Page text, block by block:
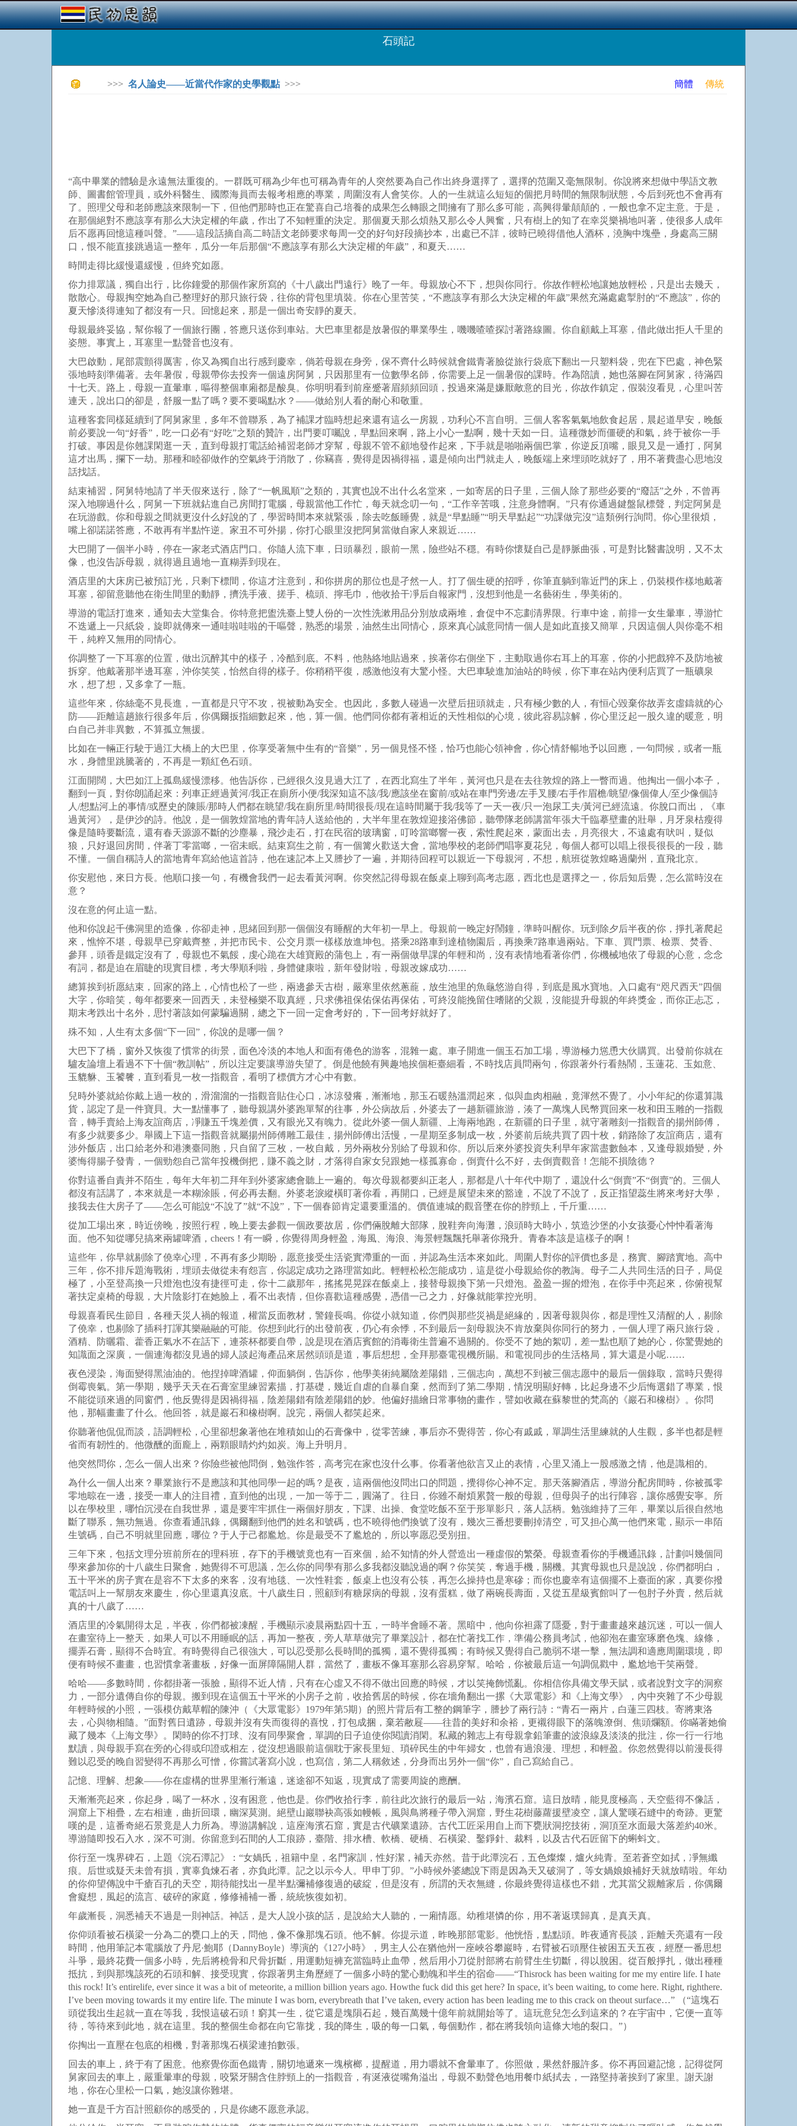
石頭記
>>> 名人論史——近當代作家的史學觀點 >>> 簡體 傳統
“高中畢業的體驗是永遠無法重復的。一群既可稱為少年也可稱為青年的人突然要為自己作出終身選擇了，選擇的范圍又毫無限制。你說將來想做中學語文教
師、圖書館管理員，或外科醫生、國際海員而去報考相應的專業，周圍沒有人會笑你。人的一生就這么短短的個把月時間的無限制狀態，今后到死也不會再有
了。照理父母和老師應該來限制一下，但他們那時也正在驚喜自己培養的成果怎么轉眼之間擁有了那么多可能，高興得暈顛顛的，一般也拿不定主意。于是，
在那個絕對不應該享有那么大決定權的年歲，作出了不知輕重的決定。那個夏天那么煩熱又那么令人興奮，只有樹上的知了在幸災樂禍地叫著，使很多人成年
后不愿再回憶這種叫聲。”——這段話摘自高二時語文老師要求每周一交的好句好段摘抄本，出處已不詳，彼時已曉得借他人酒杯，澆胸中塊壘，身處高三關
口，恨不能直接跳過這一整年，瓜分一年后那個“不應該享有那么大決定權的年歲”，和夏天……
時間走得比緩慢還緩慢，但終究如愿。
你力排眾議，獨自出行，比你鐘愛的那個作家所寫的《十八歲出門遠行》晚了一年。母親放心不下，想與你同行。你故作輕松地讓她放輕松，只是出去幾天，
散散心。母親掏空她為自己整理好的那只旅行袋，往你的背包里填裝。你在心里苦笑，“不應該享有那么大決定權的年歲”果然充滿處處掣肘的“不應該”，你的
夏天慘淡得連知了都沒有一只。回憶起來，那是一個出奇安靜的夏天。
母親最終妥協，幫你報了一個旅行團，答應只送你到車站。大巴車里都是放暑假的畢業學生，嘰嘰喳喳探討著路線圖。你自顧戴上耳塞，借此做出拒人千里的
姿態。事實上，耳塞里一點聲音也沒有。
大巴啟動，尾部震顫得厲害，你又為獨自出行感到慶幸，倘若母親在身旁，保不齊什么時候就會鐵青著臉從旅行袋底下翻出一只塑料袋，兜在下巴處，神色緊
張地時刻準備著。去年暑假，母親帶你去投奔一個遠房阿舅，只因那里有一位數學名師，你需要上足一個暑假的課時。作為陪讀，她也落腳在阿舅家，待滿四
十七天。路上，母親一直暈車，嘔得整個車廂都是酸臭。你明明看到前座蹙著眉頻頻回頭，投過來滿是嫌厭敵意的目光，你故作鎮定，假裝沒看見，心里叫苦
連天，說出口的卻是，舒服一點了嗎？要不要喝點水？ ——做給別人看的耐心和敬重。
這種客套同樣延續到了阿舅家里，多年不曾聯系，為了補課才臨時想起來還有這么一房親，功利心不言自明。三個人客客氣氣地飲食起居，晨起道早安，晚飯
前必要說一句“好香”，吃一口必有“好吃”之類的贊許，出門要叮囑說，早點回來啊，路上小心一點啊，幾十天如一日。這種微妙而僵硬的和氣，終于被你一手
打破。事因是你翹課閑逛一天，直到母親打電話給補習老師才穿幫，母親不管不顧地發作起來，下手就是啪啪兩個巴掌，你逆反頂嘴，眼見又是一通打，阿舅
這才出馬，攔下一劫。那種和睦卻做作的空氣終于消散了，你竊喜，覺得是因禍得福，還是傾向出門就走人，晚飯端上來埋頭吃就好了，用不著費盡心思地沒
話找話。
結束補習，阿舅特地請了半天假來送行，除了“一帆風順”之類的，其實也說不出什么名堂來，一如寄居的日子里，三個人除了那些必要的“廢話”之外，不曾再
深入地聊過什么，阿舅一下班就鉆進自己房間打電腦，母親當他工作忙，每天就念叨一句，“工作辛苦哦，注意身體啊。”只有你通過鍵盤鼠標聲，判定阿舅是
在玩游戲。你和母親之間就更沒什么好說的了，學習時間本來就緊張，除去吃飯睡覺，就是“早點睡”“明天早點起”“功課做完沒”這類例行詢問。你心里很煩，
嘴上卻諾諾答應，不敢再有半點忤逆。家丑不可外揚，你打心眼里沒把阿舅當做自家人來親近……
大巴開了一個半小時，停在一家老式酒店門口。你隨人流下車，日頭暴烈，眼前一黑，險些站不穩。有時你懷疑自己是靜脈曲張，可是對比醫書說明，又不太
像，也沒告訴母親，就得過且過地一直糊弄到現在。
酒店里的大床房已被預訂光，只剩下標間，你這才注意到，和你拼房的那位也是孑然一人。打了個生硬的招呼，你筆直躺到靠近門的床上，仍裝模作樣地戴著
耳塞，卻留意聽他在衛生間里的動靜，擠洗手液、搓手、梳頭、擰毛巾，他收拾干凈后自報家門，沒想到他是一名藝術生，學美術的。
導游的電話打進來，通知去大堂集合。你特意把盥洗臺上雙人份的一次性洗漱用品分別放成兩堆，倉促中不忘劃清界限。行車中途，前排一女生暈車，導游忙
不迭遞上一只紙袋，旋即就傳來一通哇啦哇啦的干嘔聲，熟悉的場景，油然生出同情心，原來真心誠意同情一個人是如此直接又簡單，只因這個人與你毫不相
干，純粹又無用的同情心。
你調整了一下耳塞的位置，做出沉醉其中的樣子，冷酷到底。不料，他熱絡地貼過來，挨著你右側坐下，主動取過你右耳上的耳塞，你的小把戲猝不及防地被
拆穿。他戴著那半邊耳塞，沖你笑笑，怡然自得的樣子。你稍稍平復，感激他沒有大驚小怪。大巴車駛進加油站的時候，你下車在站內便利店買了一瓶礦泉
水，想了想，又多拿了一瓶。
這些年來，你絲毫不見長進，一直都是只守不攻，視被動為安全。也因此，多數人碰過一次壁后扭頭就走，只有極少數的人，有恒心毀棄你故弄玄虛鑄就的心
防——距離這趟旅行很多年后，你偶爾扳指細數起來，他，算一個。他們同你都有著相近的天性相似的心境，彼此容易諒解，你心里泛起一股久違的暖意，明
白自己并非異數，不算孤立無援。
比如在一輛正行駛于過江大橋上的大巴里，你享受著無中生有的“音樂”，另一個見怪不怪，恰巧也能心領神會，你心情舒暢地予以回應，一句問候，或者一瓶
水，身體里跳騰著的，不再是一顆紅色石頭。
江面開闊，大巴如江上孤島緩慢漂移。他告訴你，已經很久沒見過大江了，在西北寫生了半年，黃河也只是在去往敦煌的路上一瞥而過。他掏出一個小本子，
翻到一頁，對你朗誦起來：列車正經過黃河/我正在廁所小便/我深知這不該/我/應該坐在窗前/或站在車門旁邊/左手叉腰/右手作眉檐/眺望/像個偉人 /至少像個詩
人 /想點河上的事情/或歷史的陳賬/那時人們都在眺望/我在廁所里/時間很長/現在這時間屬于我/我等了一天一夜/只一泡尿工夫/黃河已經流遠。你脫口而出，《車
過黃河》，是伊沙的詩。他說，是一個敦煌當地的青年詩人送給他的，大半年里在敦煌迎接浴佛節，聽帶隊老師講當年張大千臨摹壁畫的壯舉，月牙泉枯瘦得
像是隨時要斷流，還有春天源源不斷的沙塵暴，飛沙走石，打在民宿的玻璃窗，叮呤當啷響一夜，索性爬起來，蒙面出去，月亮很大，不遠處有吠叫，疑似
狼，只好退回房間，伴著丁零當啷，一宿未眠。結束寫生之前，有一個篝火歡送大會，當地學校的老師們唱寧夏花兒，每個人都可以唱上很長很長的一段，聽
不懂。一個自稱詩人的當地青年寫給他這首詩，他在速記本上又謄抄了一遍，并期待回程可以親近一下母親河，不想，航班從敦煌略過蘭州，直飛北京。
你安慰他，來日方長。他順口接一句，有機會我們一起去看黃河啊。你突然記得母親在飯桌上聊到高考志愿，西北也是選擇之一，你后知后覺，怎么當時沒在
意？
沒在意的何止這一點。
他和你說起千佛洞里的造像，你卻走神，思緒回到那一個個沒有睡醒的大年初一早上。母親前一晚定好鬧鐘，準時叫醒你。玩到除夕后半夜的你，掙扎著爬起
來，憔悴不堪，母親早已穿戴齊整，并把市民卡、公交月票一樣樣放進坤包。搭乘28路車到達植物園后，再換乘7路車過兩站。下車、買門票、檢票、焚香、
參拜，頭香是鐵定沒有了，母親也不氣餒，虔心跪在大雄寶殿的蒲包上，有一兩個做早課的年輕和尚，沒有表情地看著你們，你機械地依了母親的心意，念念
有詞，都是迫在眉睫的現實目標，考大學順利啦，身體健康啦，新年發財啦，母親改嫁成功……
總算挨到祈愿結束，回家的路上，心情也松了一些，兩邊參天古樹，嚴寒里依然蔥蘢，放生池里的魚龜悠游自得，到底是風水寶地。入口處有“咫尺西天”四個
大字，你暗笑，每年都要來一回西天，未登極樂不取真經，只求佛祖保佑保佑再保佑，可終沒能挽留住嗜賭的父親，沒能提升母親的年終獎金，而你正忐忑，
期末考跌出十名外，思忖著該如何蒙騙過關，總之下一回一定會考好的，下一回考好就好了。
殊不知，人生有太多個“下一回”，你說的是哪一個？
大巴下了橋，窗外又恢復了慣常的街景，面色冷淡的本地人和面有倦色的游客，混雜一處。車子開進一個玉石加工場，導游極力慫恿大伙購買。出發前你就在
驢友論壇上看過不下十個“教訓帖”，所以注定要讓導游失望了。倒是他饒有興趣地挨個柜臺細看，不時找店員問兩句，你跟著外行看熱鬧，玉蓮花、玉如意、
玉貔貅、玉饕餮，直到看見一枚一指觀音，看明了標價方才心中有數。
兒時外婆就給你戴上過一枚的，滑溜溜的一指觀音貼住心口，冰涼發癢，漸漸地，那玉石暖熱溫潤起來，似與血肉相融，竟渾然不覺了。小小年紀的你還算識
貨，認定了是一件寶貝。大一點懂事了，聽母親講外婆跑單幫的往事，外公病故后，外婆去了一趟新疆旅游，湊了一萬塊人民幣買回來一枚和田玉雕的一指觀
音，轉手賣給上海友誼商店，凈賺五千塊差價，又有眼光又有魄力。從此外婆一個人新疆、上海兩地跑，在新疆的日子里，就守著雕刻一指觀音的揚州師傅，
有多少就要多少。舉國上下這一指觀音就屬揚州師傅雕工最佳，揚州師傅出活慢，一星期至多制成一枚，外婆前后統共買了四十枚，銷路除了友誼商店，還有
涉外飯店，出口給老外和港澳臺同胞，只自留了三枚，一枚自戴，另外兩枚分別給了母親和你。所以后來外婆投資失利早年家當盡數蝕本，又逢母親婚變，外
婆悔得腸子發青，一個勁怨自己當年投機倒把，賺不義之財，才落得自家女兒跟她一樣孤寡命，倒賣什么不好，去倒賣觀音！怎能不損陰德？
你對這番自責并不陌生，每年大年初二拜年到外婆家總會聽上一遍的。每次母親都要糾正老人，那都是八十年代中期了，還說什么“倒賣”不“倒賣”的。三個人
都沒有話講了，本來就是一本糊涂賬，何必再去翻。外婆老淚縱橫盯著你看，再開口，已經是展望未來的豁達，不說了不說了，反正指望蕊生將來考好大學，
接我去住大房子了——怎么可能說“不說了”就“不說”，下一個春節肯定還要重溫的。價值連城的觀音墜在你的脖頸上，千斤重……
從加工場出來，時近傍晚，按照行程，晚上要去參觀一個政要故居，你們倆脫離大部隊，脫鞋奔向海灘，浪頭時大時小，筑造沙堡的小女孩憂心忡忡看著海
面。他不知從哪兒搞來兩罐啤酒， cheers ！有一瞬，你覺得周身輕盈，海風、海浪、海景輕飄飄托舉著你飛升。青春本該是這樣子的啊！
這些年，你早就剔除了僥幸心理，不再有多少期盼，愿意接受生活瓷實滯重的一面，并認為生活本來如此。周圍人對你的評價也多是，務實、腳踏實地。高中
三年，你不排斥題海戰術，埋頭去做從未有怨言，你認定成功之路理當如此。輕輕松松怎能成功，這是從小母親給你的教誨。母子二人共同生活的日子，局促
極了，小至登高換一只燈泡也沒有捷徑可走，你十二歲那年，搖搖晃晃踩在飯桌上，接替母親換下第一只燈泡。盈盈一握的燈泡，在你手中亮起來，你俯視幫
著扶定桌椅的母親，大片陰影打在她臉上，看不出表情，但你喜歡這種感覺，憑借一己之力，好像就能掌控光明。
母親喜看民生節目，各種天災人禍的報道，權當反面教材，警鐘長鳴。你從小就知道，你們與那些災禍是絕緣的，因著母親與你，都是理性又清醒的人，剔除
了僥幸，也剔除了插科打諢其樂融融的可能。你想到此行的出發前夜，仍心有余悸，不到最后一刻母親決不肯放棄與你同行的努力，一個人理了兩只旅行袋，
酒精、防曬霜、藿香正氣水不在話下，連茶杯都要自帶，說是現在酒店賓館的消毒衛生普遍不過關的。你受不了她的絮叨，差一點也順了她的心，你驚覺她的
知識面之深廣，一個連海都沒見過的婦人談起海產品來居然頭頭是道，事后想想，全拜那臺電視機所賜。和電視同步的生活格局，算大還是小呢……
夜色浸染，海面變得黑油油的。他捏掉啤酒罐，仰面躺倒，告訴你，他學美術純屬陰差陽錯，三個志向，萬想不到被三個志愿中的最后一個錄取，當時只覺得
倒霉喪氣。第一學期，幾乎天天在石膏室里練習素描，打基礎，幾近自虐的自暴自棄，然而到了第二學期，情況明顯好轉，比起身邊不少后悔選錯了專業，恨
不能從頭來過的同窗們，他反覺得是因禍得福，陰差陽錯有陰差陽錯的妙。他偏好描繪日常事物的畫作，譬如收藏在蘇黎世的梵高的《巖石和橡樹》。你問
他，那幅畫畫了什么。他回答，就是巖石和橡樹啊。說完，兩個人都笑起來。
你聽著他侃侃而談，語調輕松，心里卻想象著他在堆積如山的石膏像中，從零苦練，事后亦不覺得苦，你心有戚戚，單調生活里練就的人生觀，多半也都是輕
省而有韌性的。他微醺的面龐上，兩顆眼睛灼灼如炭。海上升明月。
他突然問你，怎么一個人出來？你險些被他問倒，勉強作答，高考完在家也沒什么事。你看著他欲言又止的表情，心里又涌上一股感激之情，他是識相的。
為什么一個人出來？畢業旅行不是應該和其他同學一起的嗎？是夜，這兩個他沒問出口的問題，攪得你心神不定。那天落腳酒店，導游分配房間時，你被孤零
零地晾在一邊，接受一車人的注目禮，直到他的出現，一加一等于二，圓滿了。往日，你雖不耐煩累贅一般的母親，但母與子的出行陣容，讓你感覺安寧。所
以在學校里，哪怕沉浸在自我世界，還是要牢牢抓住一兩個好朋友，下課、出操、食堂吃飯不至于形單影只，落人話柄。勉強維持了三年，畢業以后很自然地
斷了聯系，無功無過。你查看通訊錄，偶爾翻到他們的姓名和號碼，也不曉得他們換號了沒有，幾次三番想要刪掉清空，可又担心萬一他們來電，顯示一串陌
生號碼，自己不明就里回應，哪位？于人于己都尷尬。你是最受不了尷尬的，所以寧愿忍受別扭。
三年下來，包括文理分班前所在的理科班，存下的手機號竟也有一百來個，給不知情的外人營造出一種虛假的繁榮。母親查看你的手機通訊錄，計劃叫幾個同
學來參加你的十八歲生日聚會，她覺得不可思議，怎么你的同學有那么多我都沒聽說過的啊？你笑笑，奪過手機，關機。其實母親也只是說說，你們都明白，
五十平米的房子實在是容不下太多的來客，沒有地毯、一次性鞋套，飯桌上也沒有公筷，再怎么操持也是寒磣；而你也慶幸有這個擺不上臺面的家，真要你撥
電話叫上一幫朋友來慶生，你心里還真沒底。十八歲生日，照顧到有糖尿病的母親，沒有蛋糕，做了兩碗長壽面，又從五星級賓館叫了一包肘子外賣，然后就
真的十八歲了……
酒店里的冷氣開得太足，半夜，你們都被凍醒，手機顯示凌晨兩點四十五，一時半會睡不著。黑暗中，他向你袒露了隱憂，對于畫畫越來越沉迷，可以一個人
在畫室待上一整天，如果人可以不用睡眠的話，再加一整夜，旁人草草做完了畢業設計，都在忙著找工作，準備公務員考試，他卻泡在畫室琢磨色塊、線條，
擺弄石膏，顯得不合時宜。有時覺得自己很強大，可以忍受那么長時間的孤獨，還不覺得孤獨；有時候又覺得自己脆弱不堪一擊，無法調和適應周圍環境，即
便有時候不畫畫，也習慣拿著畫板，好像一面屏障隔開人群，當然了，畫板不像耳塞那么容易穿幫。哈哈，你被最后這一句調侃戳中，尷尬地干笑兩聲。
哈哈——多數時間，你都掛著一張臉，顯得不近人情，只有在心虛又不得不做出回應的時候，才以笑掩飾慌亂。你相信你具備文學天賦，或者說對文字的洞察
力，一部分遺傳自你的母親。搬到現在這個五十平米的小房子之前，收拾舊居的時候，你在墻角翻出一摞《大眾電影》和《上海文學》，內中夾雜了不少母親
年輕時候的小照，一張模仿戴草帽的陳沖（《大眾電影》 1979年第5期）的照片背后有工整的鋼筆字，謄抄了兩行詩：“青石一兩片，白蓮三四枝。寄將東洛
去，心與物相隨。”面對舊日遺跡，母親并沒有失而復得的喜悅，打包成捆，棄若敝屣——往昔的美好和余裕，更襯得眼下的落魄潦倒、焦頭爛額。你瞞著她偷
藏了幾本《上海文學》。閑時的你不打球、沒有同學聚會，單調的日子迫使你閱讀消閑。私藏的雜志上有母親拿鉛筆畫的波浪線及淡淡的批注，你一行一行地
默讀，與母親手寫在旁的心得或印證或相左，從沒想過眼前這個耽于家長里短、瑣碎民生的中年婦女，也曾有過浪漫、理想，和輕盈。你忽然覺得以前漫長得
難以忍受的晚自習變得不再那么可憎，你嘗試著寫小說，也寫信，第二人稱敘述，分身而出另外一個“你”，自己寫給自己。
記憶、理解、想象——你在虛構的世界里漸行漸遠，迷途卻不知返，現實成了需要周旋的應酬。
天漸漸亮起來，你起身，喝了一杯水，沒有困意，他也是。你們收拾行李，前往此次旅行的最后一站，海濱石窟。這日放晴，能見度極高，天空藍得不像話，
洞窟上下相疊，左右相連，曲折回環，幽深莫測。絕壁山巖聯袂高張如幔帳，風與鳥將種子帶入洞窟，野生花樹藤蘿援壁凌空，讓人驚嘆石縫中的奇跡。更驚
嘆的是，這番奇絕石景竟是人力所為。導游講解說，這座海濱石窟，實是古代礦業遺跡。古代工匠采用自上而下甕狀洞挖技術，洞頂至水面最大落差約40米。
導游隨即投石入水，深不可測。你留意到石間的人工痕跡，臺階、排水槽、軟橋、硬橋、石橫梁、鑿錚針、裁料，以及古代石匠留下的蝌蚪文。
你行至一塊界碑石，上題《浣石潭記》：“女媧氏，祖籍中皇，名門家訓，性好潔，補天亦然。昔于此潭浣石，五色燦燦，爐火純青。至若蒼空如拭，凈無纖
痕。后世或疑天未曾有損，實辜負煉石者，亦負此潭。記之以示今人。甲申丁卯。”小時候外婆總說下雨是因為天又破洞了，等女媧娘娘補好天就放晴啦。年幼
的你仰望傳說中千瘡百孔的天空，期待能找出一星半點彌補修復過的破綻，但是沒有，所謂的天衣無縫，你最終覺得這樣也不錯，尤其當父親離家后，你偶爾
會癡想，風起的流言、破碎的家庭，修修補補一番，統統恢復如初。
年歲漸長，洞悉補天不過是一則神話。神話，是大人說小孩的話，是說給大人聽的，一廂情愿。幼稚堪憐的你，用不著返璞歸真，是真天真。
你仰頭看被石橫梁一分為二的甕口上的天，問他，像不像那塊石頭。他不解。你提示道，昨晚那部電影。他恍悟，點點頭。昨夜通宵長談，距離天亮還有一段
時間，他用筆記本電腦放了丹尼·鮑耶（DannyBoyle）導演的《127小時》，男主人公在猶他州一座峽谷攀巖時，右臂被石頭壓住被困五天五夜，經歷一番思想
斗爭，最終花費一個多小時，先后將橈骨和尺骨折斷，用運動短褲充當臨時止血帶，然后用小刀從肘部將右前臂生生切斷，得以脫困。從百般掙扎，做出種種
抵抗，到與那塊該死的石頭和解、接受現實，你跟著男主角歷經了一個多小時的驚心動魄和半生的宿命——“Thisrock has been waiting for me my entire life. I hate
this rock! It’s entirelife, ever since it was a bit of meteorite, a million billion years ago. Howthe fuck did this get here? In space, it’s been waiting, to come here. Right, righthere.
I’ve been moving towards it my entire life. The minute I was born, everybreath that I’ve taken, every action has been leading me to this crack on theout surface…”
（“這塊石
頭從我出生起就一直在等我，我恨這破石頭！窮其一生，從它還是塊隕石起，幾百萬幾十億年前就開始等了。這玩意兒怎么到這來的？在宇宙中，它便一直等
待，等待來到此地，就在這里。我的整個生命都在向它靠拢，我的降生，吸的每一口氣，每個動作，都在將我領向這條大地的裂口。”）
你掏出一直壓在包底的相機，對著那塊石橫梁連拍數張。
回去的車上，終于有了困意。他察覺你面色鐵青，關切地遞來一塊檳榔，提醒道，用力嚼就不會暈車了。你照做，果然舒服許多。你不再回避記憶，記得從阿
舅家回去的車上，嚴重暈車的母親，咬緊牙關含住脖頸上的一指觀音，有涎液從嘴角溢出，母親不動聲色地用餐巾紙拭去，一路堅持著挨到了家里。謝天謝
地，你在心里松一口氣，她沒讓你難堪。
她一直是千方百計照顧你的感受的，只是你總不愿意承認。